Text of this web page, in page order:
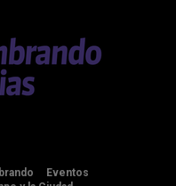
Eventos